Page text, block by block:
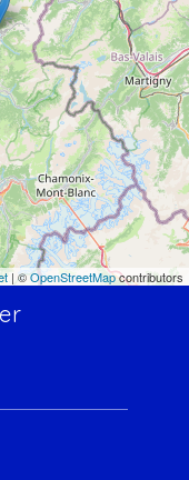
| ©OpenStreetMapcontributors